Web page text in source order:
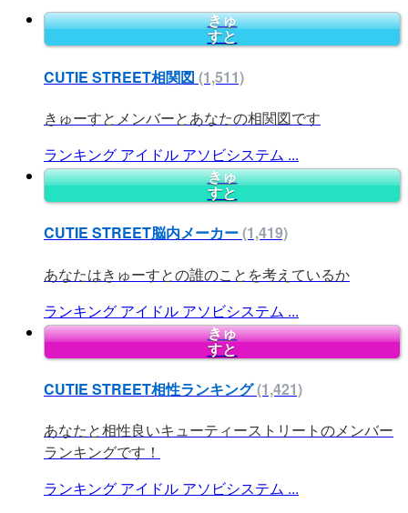
きゅ
すと
CUTIE STREET相関図 (1,511)
きゅーすとメンバーとあなたの相関図です
ランキング アイドル アソビシステム ...
きゅ
すと
CUTIE STREET脳内メーカー(1,419)
あなたはきゅーすとの誰のことを考えているか
ランキング アイドル アソビシステム ...
きゅ
すと
CUTIE STREET相性ランキング(1,421)
あなたと相性良いキューティーストリートのメンバー
ランキングです！
ランキング アイドル アソビシステム ...